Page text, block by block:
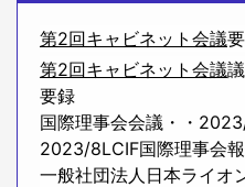
第2回キャビネット会議
第2回キャビネット会議
要録
国際理事会会議・・
2023/8LCIF国際理事会
一般社団法人日本ライ